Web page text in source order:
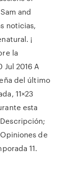
and
noticias,
¡
la
Jul 2016 A
del último
11×23
esta
de
11.